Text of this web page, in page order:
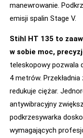
manewrowanie.
emisji spalin Stage V.
Stihl HT 135 to
w sobie moc,
teleskopowy pozwala
4 metrów.
redukuje ciężar.
antywibracyjny
podkrzesywarka
wymagających